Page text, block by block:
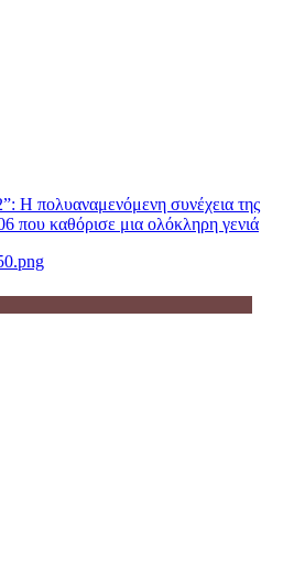
Η πολυαναμενόμενη συνέχεια της
που καθόρισε μια ολόκληρη γενιά